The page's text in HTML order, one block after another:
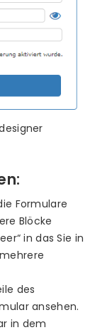
Formulare
Blöcke
in das Sie in
des
ansehen.
in dem